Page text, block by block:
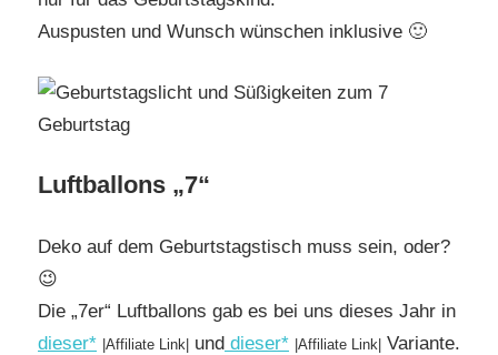
Auspusten und Wunsch wünschen inklusive 🙂
Luftballons „7“
Deko auf dem Geburtstagstisch muss sein, oder?
😉
Die „7er“ Luftballons gab es bei uns dieses Jahr in
dieser* |Affiliate Link| und dieser* |Affiliate Link| Variante.